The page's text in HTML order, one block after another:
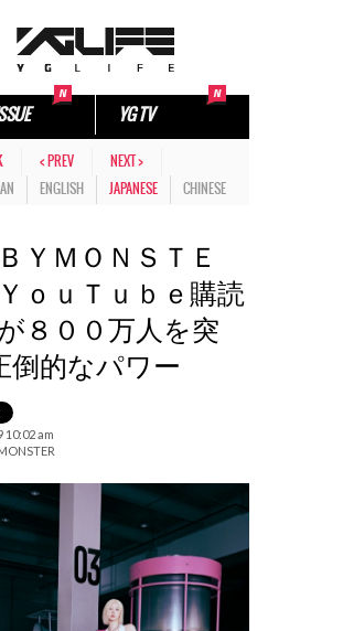
YG TV
< PREV
NEXT >
ENGLISH JAPANESE CHINESE
ＹＭＯＮＳＴＥ
ｏｕＴｕｂｅ購読
８００万人を突
倒的なパワー
10:02 am